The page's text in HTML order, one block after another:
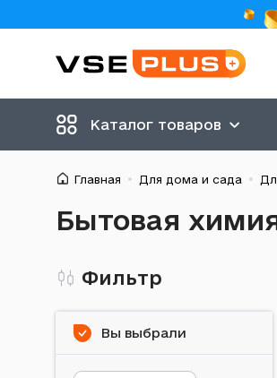
Главная Для дома и сада
Бытовая
Фильтр
Вы выбрали
Каталог товаров